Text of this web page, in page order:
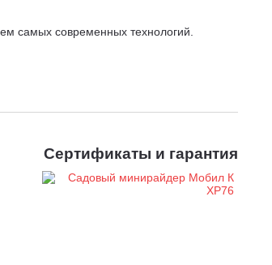
самых современных технологий.
и окашивайте участок на 20%
диапазон скоростей от 0,8 до
трансмиссии для перекатывания
задним ходом, при движении
из-за сложностей рельефа или
Сертификаты и гарантия